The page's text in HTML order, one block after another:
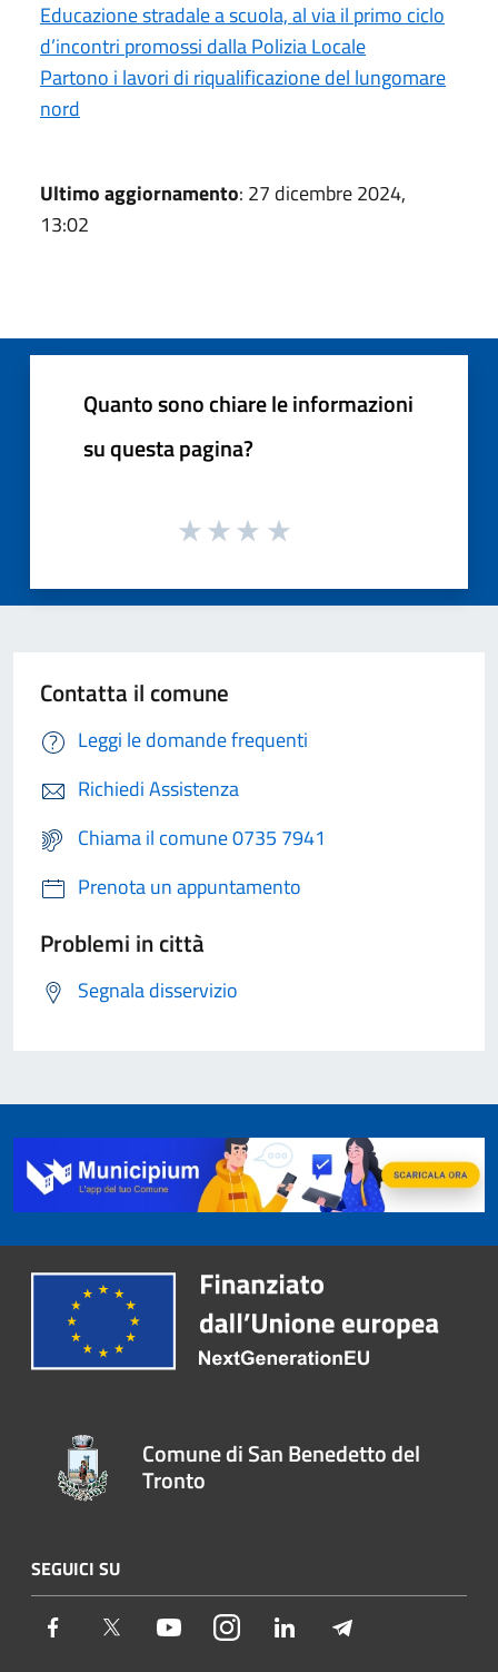
Educazione stradale a scuola, al via il primo ciclo
d’incontri promossi dalla Polizia Locale
Partono i lavori di riqualificazione del lungomare
nord
Ultimo aggiornamento: 27 dicembre 2024,
13:02
Quanto sono chiare le informazioni
su questa pagina?
Contatta il comune
Leggi le domande frequenti
Richiedi Assistenza
Chiama il comune 0735 7941
Prenota un appuntamento
Problemi in città
Segnala disservizio
Comune di San Benedetto del
Tronto
SEGUICI SU
Facebook Twitter YoutubeInstagramLinkedIn